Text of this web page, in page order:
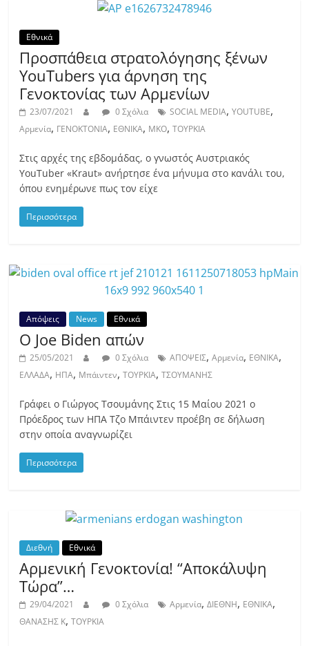
Εθνικά
Προσπάθεια στρατολόγησης ξένων
YouTubers για άρνηση της
Γενοκτονίας των Αρμενίων
23/07/2021 0 Σχόλια SOCIAL MEDIA,YOUTUBE,
Αρμενία, ΓΕΝΟΚΤΟΝΙΑ, ΕΘΝΙΚΑ, ΜΚΟ,ΤΟΥΡΚΙΑ
Στις αρχές της εβδομάδας, ο γνωστός Αυστριακός
YouTuber «Kraut» ανήρτησε ένα μήνυμα στο κανάλι του,
όπου ενημέρωνε πως τον είχε
Περισσότερα
Απόψεις News Εθνικά
Ο Joe Biden απών
25/05/2021 0 Σχόλια ΑΠΟΨΕΙΣ,Αρμενία, ΕΘΝΙΚΑ,
ΕΛΛΑΔΑ, ΗΠΑ, Μπάιντεν,ΤΟΥΡΚΙΑ,ΤΣΟΥΜΑΝΗΣ
Γράφει ο Γιώργος Τσουμάνης Στις 15 Μαίου 2021 ο
Πρόεδρος των ΗΠΑ Τζο Μπάιντεν προέβη σε δήλωση
στην οποία αναγνωρίζει
Περισσότερα
Διεθνή Εθνικά
Αρμενική Γενοκτονία! “Αποκάλυψη
Τώρα”…
29/04/2021 0 Σχόλια Αρμενία,ΔΙΕΘΝΗ, ΕΘΝΙΚΑ,
ΘΑΝΑΣΗΣ Κ,ΤΟΥΡΚΙΑ